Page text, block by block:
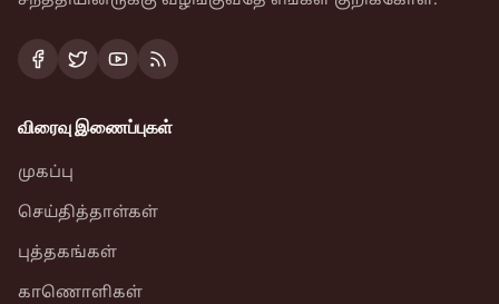
விரைவு இணைப்புகள்
முகப்பு
செய்தித்தாள்கள்
புத்தகங்கள்
காணொளிகள்